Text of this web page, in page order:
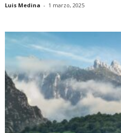
Luis Medina - 1 marzo, 2025